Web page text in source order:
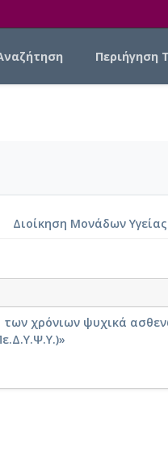
Περιήγηση
Διοίκηση Μονάδων
των χρόνιων ψυχικά